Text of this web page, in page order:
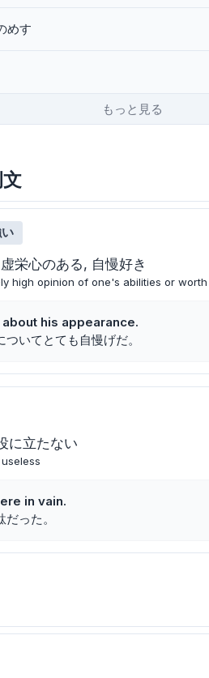
めす
もっと見る
虚栄心のある 自慢好き
high opinion of one's abilities or worth
his appearance.
いてとても自慢げだ。
に立たない
in vain.
った。